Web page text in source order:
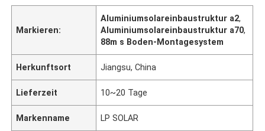
Markieren:
Aluminiumsolareinbaustruktur a2,
Aluminiumsolareinbaustruktur a70,
88m s Boden-Montagesystem
Herkunftsort Jiangsu, China
Lieferzeit 10~20 Tage
Markenname LP SOLAR